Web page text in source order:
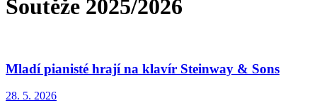
Soutěže 2025/2026
Mladí pianisté hrají na klavír Steinway & Sons
28. 5. 2026